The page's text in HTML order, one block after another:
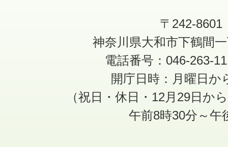
〒242-8601
神奈川県大和市下鶴間
電話番号：046-263-
開庁日時：月曜日か
（祝日・休日・12月29日か
午前8時30分～午